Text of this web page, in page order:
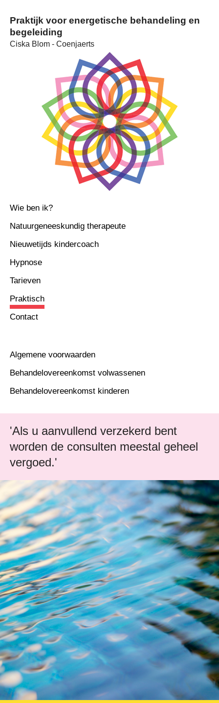
Praktijk voor energetische behandeling en
begeleiding
Ciska Blom - Coenjaerts
Wie ben ik?
Natuurgeneeskundig therapeute
Nieuwetijds kindercoach
Hypnose
Tarieven
Praktisch
Contact
Algemene voorwaarden
Behandelovereenkomst volwassenen
Behandelovereenkomst kinderen
'Als u aanvullend verzekerd bent
worden de consulten meestal geheel
vergoed.'